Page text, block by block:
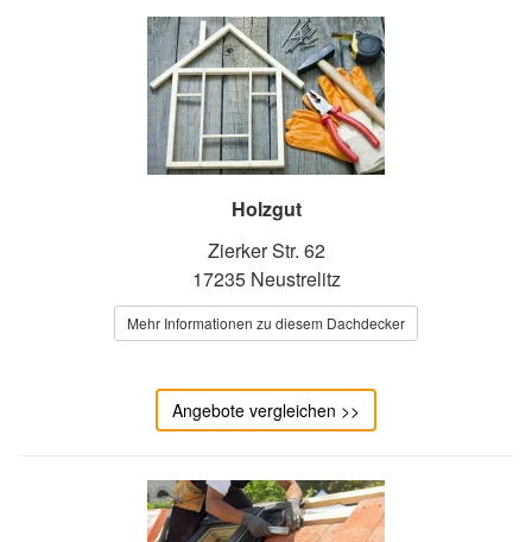
Holzgut
Zierker Str. 62
17235 Neustrelitz
Mehr Informationen zu diesem Dachdecker
Angebote vergleichen >>